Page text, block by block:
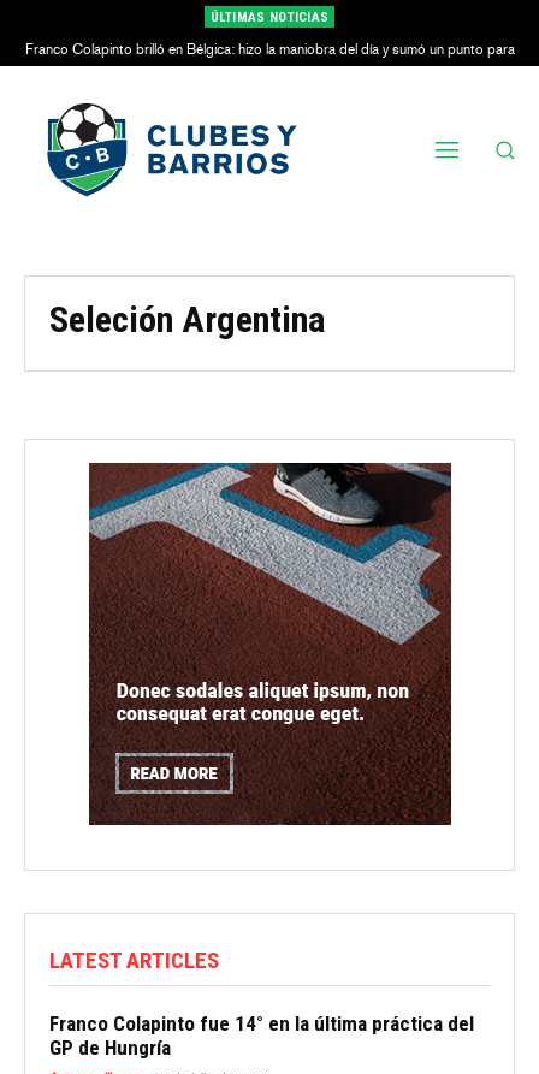
ÚLTIMAS NOTICIAS
Franco Colapinto brilló en Bélgica: hizo la maniobra del día y sumó un punto para
Alpine
Seleción Argentina
LATEST ARTICLES
Franco Colapinto fue 14° en la última práctica del
GP de Hungría